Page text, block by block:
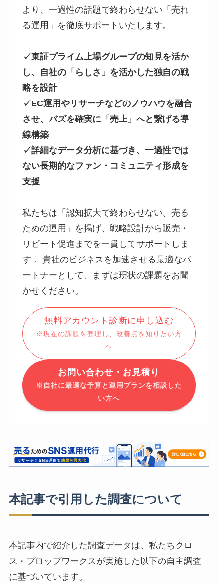
より、一過性の話題で終わらせない「売れ
る運用」を徹底サポートいたします。
✓東証プライム上場グループの知見を活か
し、自社の「らしさ」を活かした独自の戦
略を設計
✓EC運用やリサーチなどのノウハウを融合
させ、バズを確実に「売上」へと繋げる導
線構築
✓詳細なデータ分析に基づき、一過性では
ない長期的なファン・コミュニティ形成を
支援
私たちは「認知拡大で終わらせない、売る
ための運用」を掲げ、戦略設計から販売・
リピート促進までを一貫してサポートしま
す 。貴社のビジネスを加速させる最適なパ
ートナーとして、まずは現状の課題をお聞
かせください。
無料アカウント診断に申し込む
※現在の課題を整理し、改善点を知りたい方
へ
お問い合わせ・お見積り
※自社に最適な予算と運用プランを相談した
い方へ
本記事で引用した調査について
本記事内で紹介した調査データは、私たちクロ
ス・プロップワークスが実施した以下の自主調査
に基づいています。